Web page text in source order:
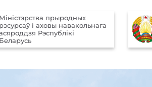
Міністэрства прыродных
рэсурсаў і аховы навакольнага
Рэспублікі
Беларусь